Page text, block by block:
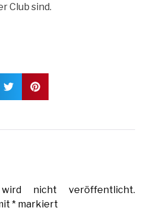
Club sind.
wird nicht veröffentlicht.
* markiert